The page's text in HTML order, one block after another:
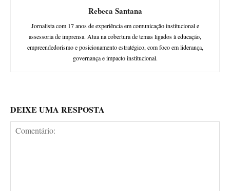
Rebeca Santana
Jornalista com 17 anos de experiência em comunicação institucional e
assessoria de imprensa. Atua na cobertura de temas ligados à educação,
empreendedorismo e posicionamento estratégico, com foco em liderança,
governança e impacto institucional.
DEIXE UMA RESPOSTA